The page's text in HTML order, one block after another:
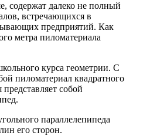
содержат далеко не полный
встречающихся в
предприятий. Как
метра пиломатериала
курса геометрии. С
пиломатериал квадратного
собой
параллелепипеда
его сторон.